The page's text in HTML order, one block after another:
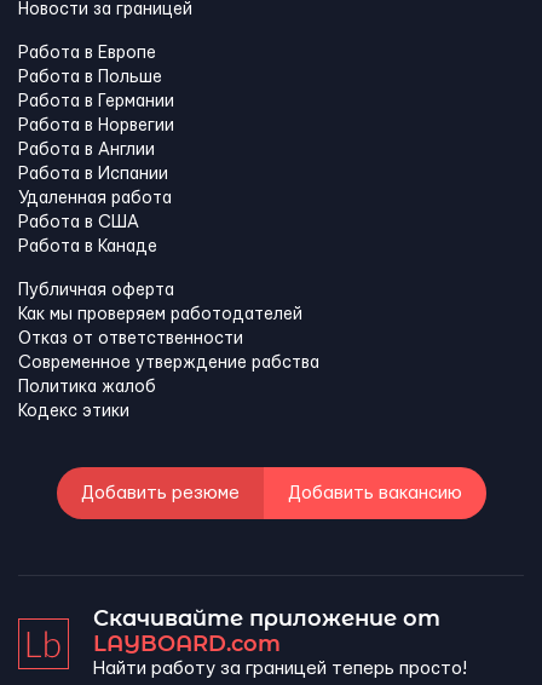
Новости за границей
Работа в Европе
Работа в Польше
Работа в Германии
Работа в Норвегии
Работа в Англии
Работа в Испании
Удаленная работа
Работа в США
Работа в Канадe
Публичная оферта
Как мы проверяем работодателей
Отказ от ответственности
Современное утверждение рабства
Политика жалоб
Кодекс этики
Добавить резюме Добавить вакансию
Скачивайте приложение от
LAYBOARD.com
Найти работу за границей теперь просто!